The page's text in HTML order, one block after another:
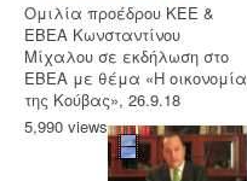
Ομιλία προέδρου ΚΕΕ &
ΕΒΕΑ Κωνσταντίνου
Μίχαλου σε εκδήλωση στο
ΕΒΕΑ με θέμα «Η οικονομία
της Κούβας», 26.9.18
5,990 views